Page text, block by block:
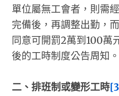
單位屬無工會者，則需
完備後，再調整出勤，
同意可開罰2萬到100萬
後的工時制度公告周知。
二、排班制或變形工時